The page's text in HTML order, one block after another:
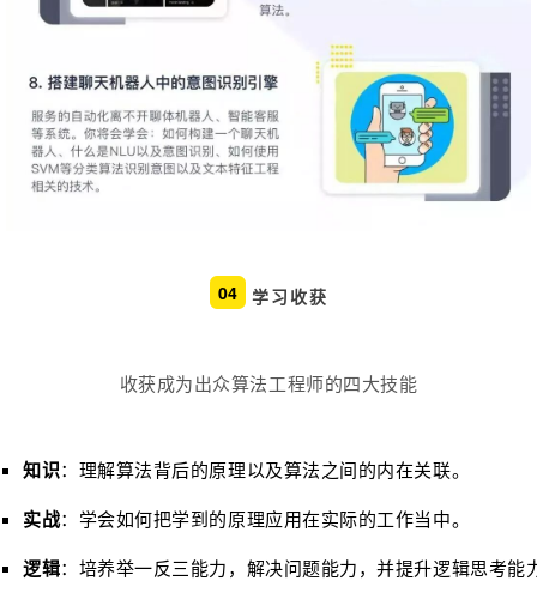
04 学习收获
收获成为出众算法工程师的四大技能
知识： 理解算法背后的原理以及算法之间的内在关联。
实战： 学会如何把学到的原理应用在实际的工作当中。
逻辑： 培养举一反三能力，解决问题能力，并提升逻辑思考能